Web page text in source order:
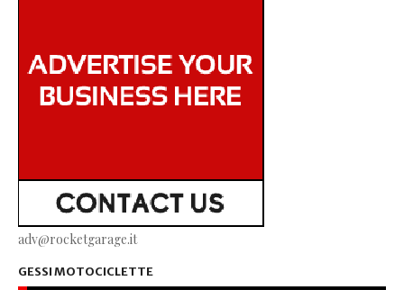
adv@rocketgarage.it
GESSI MOTOCICLETTE